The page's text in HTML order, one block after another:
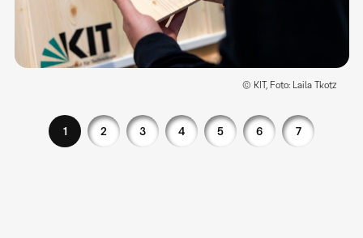
© KIT, Foto: Laila Tkotz
1 2 3 4 5 6 7